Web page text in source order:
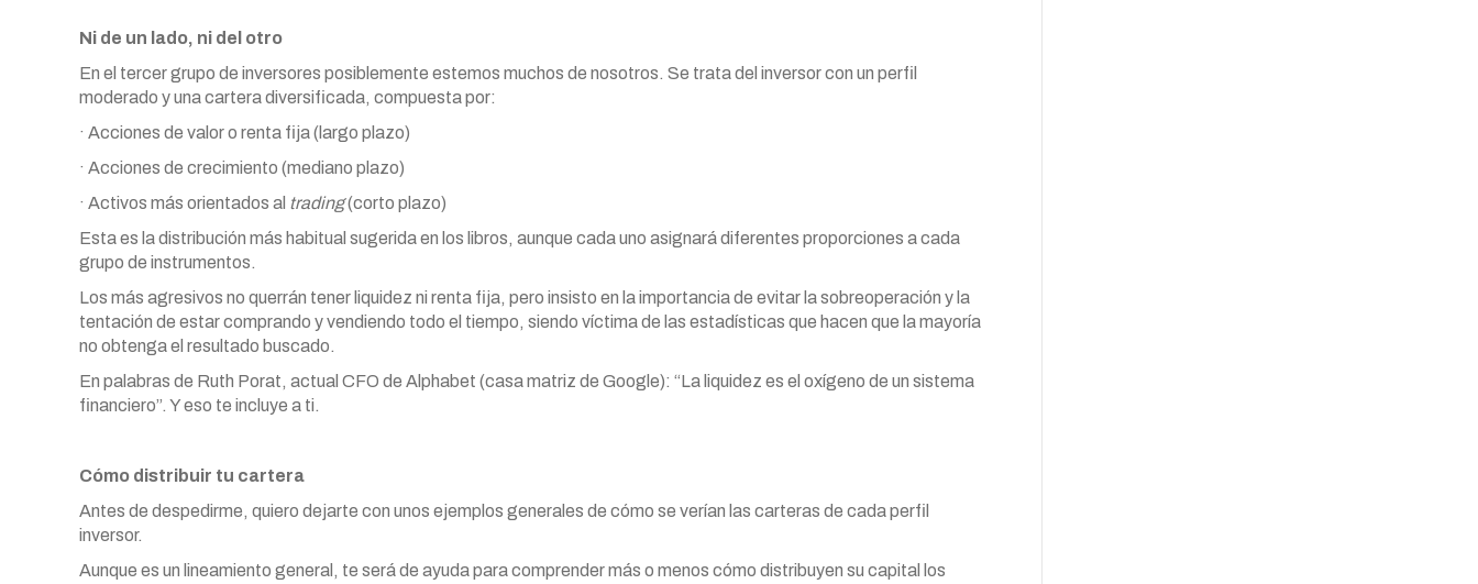
Ni de un lado, ni del otro
En el tercer grupo de inversores posiblemente estemos muchos de nosotros. Se trata del inversor con un perfil
moderado y una cartera diversificada, compuesta por:
· Acciones de valor o renta fija (largo plazo)
· Acciones de crecimiento (mediano plazo)
· Activos más orientados al trading(corto plazo)
Esta es la distribución más habitual sugerida en los libros, aunque cada uno asignará diferentes proporciones a cada
grupo de instrumentos.
Los más agresivos no querrán tener liquidez ni renta fija, pero insisto en la importancia de evitar la sobreoperación y la
tentación de estar comprando y vendiendo todo el tiempo, siendo víctima de las estadísticas que hacen que la mayoría
no obtenga el resultado buscado.
En palabras de Ruth Porat, actual CFO de Alphabet (casa matriz de Google): “La liquidez es el oxígeno de un sistema
financiero”. Y eso te incluye a ti.
Cómo distribuir tu cartera
Antes de despedirme, quiero dejarte con unos ejemplos generales de cómo se verían las carteras de cada perfil
inversor.
Aunque es un lineamiento general, te será de ayuda para comprender más o menos cómo distribuyen su capital los